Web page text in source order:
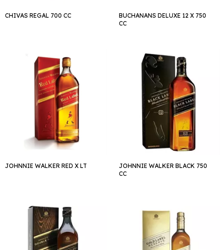
CHIVAS REGAL 700 CC
BUCHANANS DELUXE 12 X 750
CC
JOHNNIE WALKER RED X LT
JOHNNIE WALKER BLACK 750
CC